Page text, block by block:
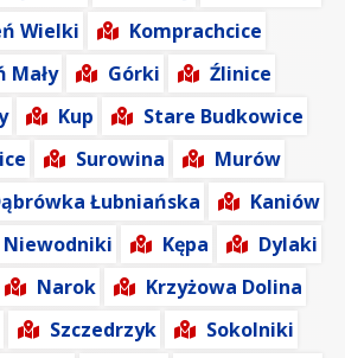
Wielki
Komprachcice
Mały
Górki
Źlinice
Kup
Stare Budkowice
Surowina
Murów
Łubniańska
Kaniów
Niewodniki Kępa
Dylaki
Narok
Krzyżowa Dolina
Szczedrzyk
Sokolniki